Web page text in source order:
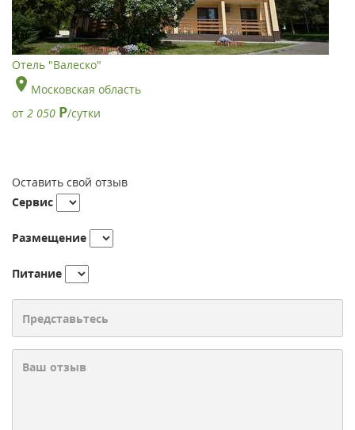
Отель "Валеско"
Московская область
от 2 050 Р/сутки
Оставить свой отзыв
Сервис
Размещение
Питание